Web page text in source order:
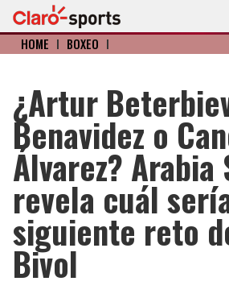
HOME I BOXEO I
¿Artur
Benavidez o
Álvarez? Arabia
revela cuál
siguiente reto
Bivol